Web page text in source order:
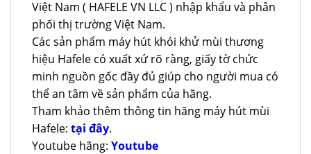
Việt Nam ( HAFELE VN LLC ) nhập khẩu và phân
phối thị trường Việt Nam.
Các sản phẩm máy hút khói khử mùi thương
hiệu Hafele có xuất xứ rõ ràng, giấy tờ chức
minh nguồn gốc đầy đủ giúp cho người mua có
thể an tâm về sản phẩm của hãng.
Tham khảo thêm thông tin hãng máy hút mùi
Hafele: tại đây.
Youtube hãng: Youtube